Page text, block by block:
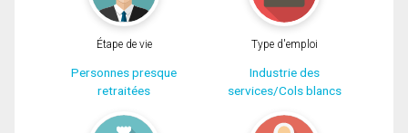
Étape de vie
Personnes presque
retraitées
Type d'emploi
Industrie des
services/Cols blancs